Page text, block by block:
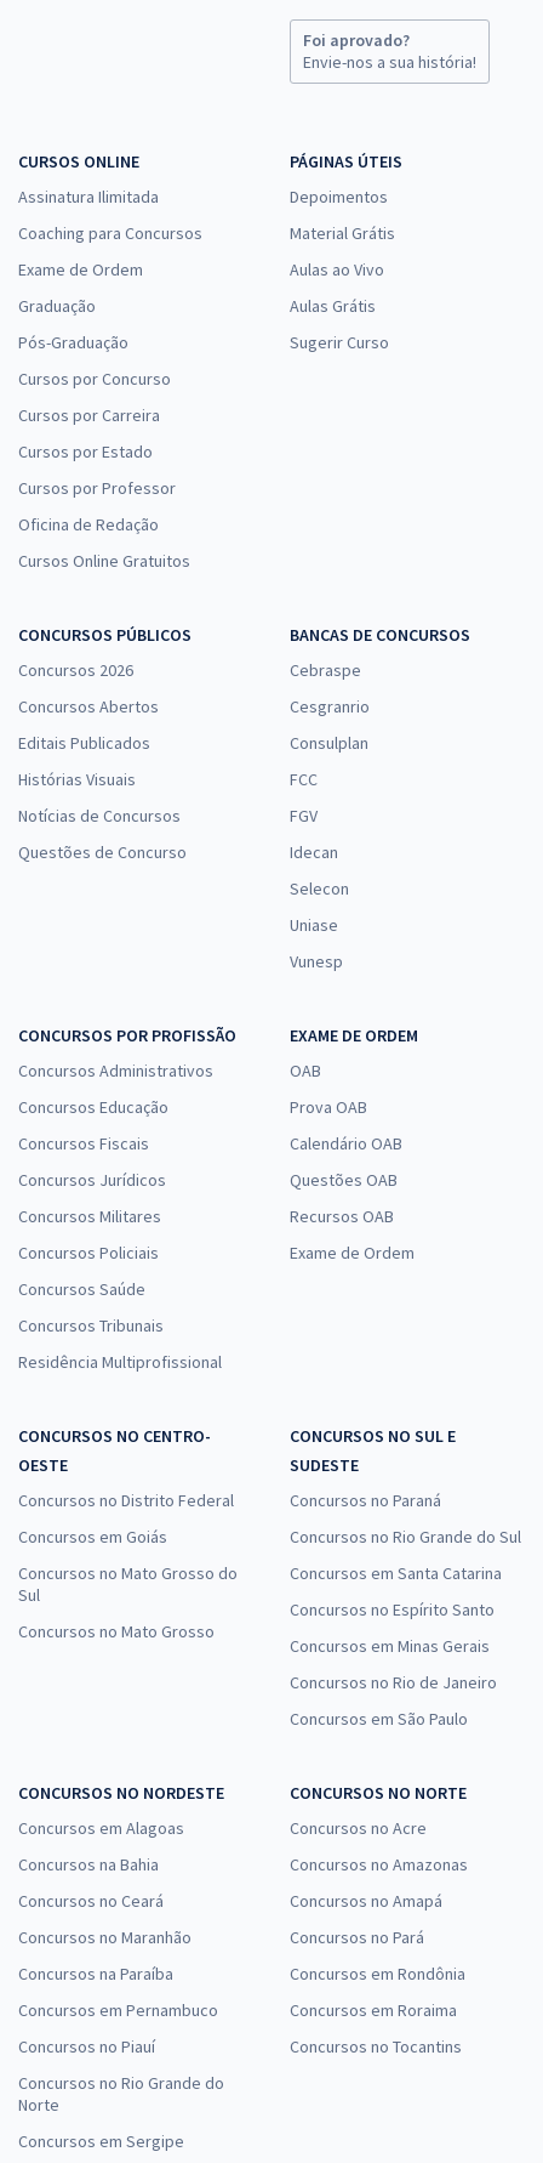
Foi aprovado?
Envie-nos a sua história!
CURSOS ONLINE
Assinatura Ilimitada
Coaching para Concursos
Exame de Ordem
Graduação
Pós-Graduação
Cursos por Concurso
Cursos por Carreira
Cursos por Estado
Cursos por Professor
Oficina de Redação
Cursos Online Gratuitos
PÁGINAS ÚTEIS
Depoimentos
Material Grátis
Aulas ao Vivo
Aulas Grátis
Sugerir Curso
CONCURSOS PÚBLICOS
Concursos 2026
Concursos Abertos
Editais Publicados
Histórias Visuais
Notícias de Concursos
Questões de Concurso
BANCAS DE CONCURSOS
Cebraspe
Cesgranrio
Consulplan
FCC
FGV
Idecan
Selecon
Uniase
Vunesp
CONCURSOS POR PROFISSÃO
Concursos Administrativos
Concursos Educação
Concursos Fiscais
Concursos Jurídicos
Concursos Militares
Concursos Policiais
Concursos Saúde
Concursos Tribunais
Residência Multiprofissional
EXAME DE ORDEM
OAB
Prova OAB
Calendário OAB
Questões OAB
Recursos OAB
Exame de Ordem
CONCURSOS NO CENTRO-
OESTE
Concursos no Distrito Federal
Concursos em Goiás
Concursos no Mato Grosso do
Sul
Concursos no Mato Grosso
CONCURSOS NO SUL E
SUDESTE
Concursos no Paraná
Concursos no Rio Grande do Sul
Concursos em Santa Catarina
Concursos no Espírito Santo
Concursos em Minas Gerais
Concursos no Rio de Janeiro
Concursos em São Paulo
CONCURSOS NO NORDESTE
Concursos em Alagoas
Concursos na Bahia
Concursos no Ceará
Concursos no Maranhão
Concursos na Paraíba
Concursos em Pernambuco
Concursos no Piauí
Concursos no Rio Grande do
Norte
Concursos em Sergipe
CONCURSOS NO NORTE
Concursos no Acre
Concursos no Amazonas
Concursos no Amapá
Concursos no Pará
Concursos em Rondônia
Concursos em Roraima
Concursos no Tocantins